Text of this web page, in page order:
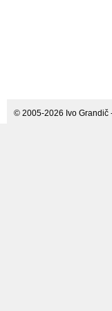
© 2005-2026 Ivo Grandič